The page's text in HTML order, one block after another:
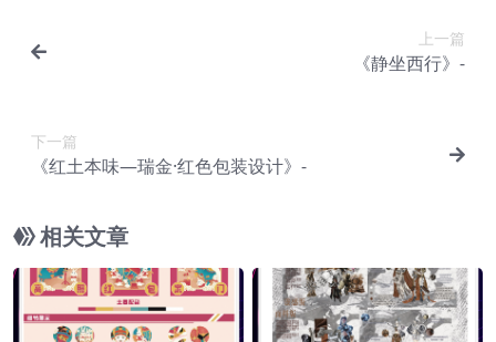
上一篇
《静坐西行》-
下一篇
《红土本味—瑞金·红色包装设计》-
相关文章